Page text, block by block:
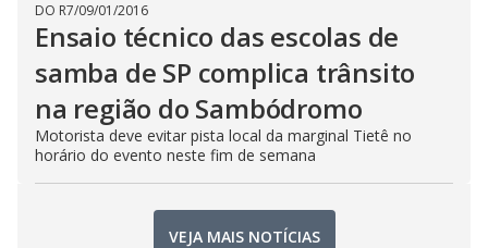
DO R7/09/01/2016
Ensaio técnico das escolas de
samba de SP complica trânsito
na região do Sambódromo
Motorista deve evitar pista local da marginal Tietê no
horário do evento neste fim de semana
VEJA MAIS NOTÍCIAS